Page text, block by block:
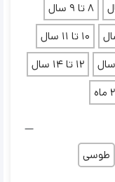
8 تا 9 سال
10 تا 11 سال
12 تا 14 سال
طوسی